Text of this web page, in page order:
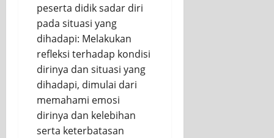
peserta didik sadar diri
pada situasi yang
dihadapi: Melakukan
refleksi terhadap kondisi
dirinya dan situasi yang
dihadapi, dimulai dari
memahami emosi
dirinya dan kelebihan
serta keterbatasan